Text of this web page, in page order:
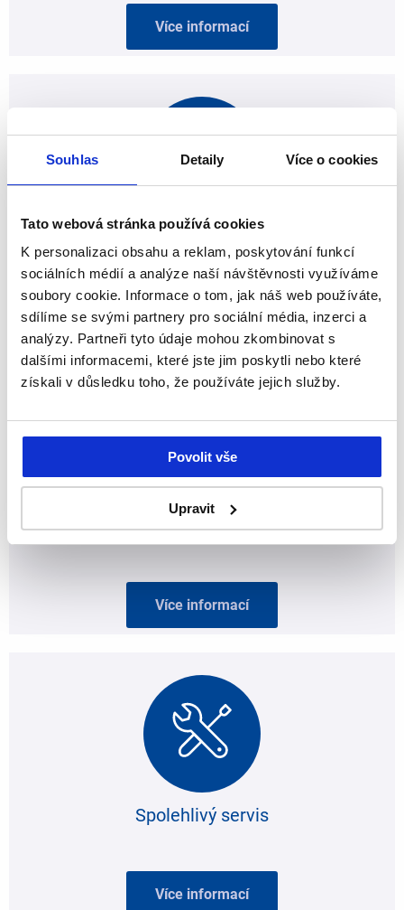
Souhlas Detaily Více o cookies
Tato webová stránka používá cookies
K personalizaci obsahu a reklam, poskytování funkcí
sociálních médií a analýze naší návštěvnosti využíváme
soubory cookie. Informace o tom, jak náš web používáte,
sdílíme se svými partnery pro sociální média, inzerci a
analýzy. Partneři tyto údaje mohou zkombinovat s
dalšími informacemi, které jste jim poskytli nebo které
získali v důsledku toho, že používáte jejich služby.
Povolit vše
Upravit
Více informací
Instalace a servis dávkovačů pro myčky
Více informací
Řešení na míru
Více informací
Spolehlivý servis
Více informací